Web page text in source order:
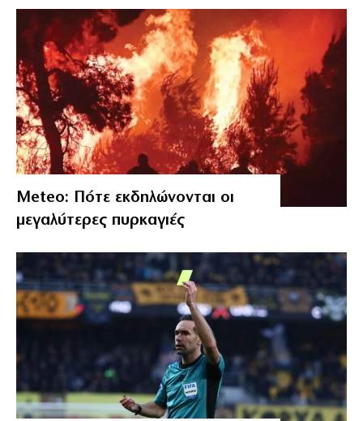
Meteo: Πότε εκδηλώνονται οι
μεγαλύτερες πυρκαγιές